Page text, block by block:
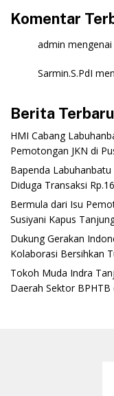
Komentar
admin mengenai
Sarmin.S.PdI
Berita Terbaru
‎HMI Cabang
Pemotongan JKN di
‎Bapenda
Diduga Transaksi
‎Bermula dari Isu
Susiyani Kapus
‎Dukung Gerakan
Kolaborasi Bersihkan
‎Tokoh Muda Indra
Daerah Sektor